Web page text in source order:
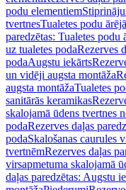
podu elementiem
tvertnesTualetes podu
paredzētas: Tualetes podu
uz tualetes podaRezerves
podaAugstu iekārts
un vidēji augsta montāža
augsta montāžaTualetes
sanitārās keramikas
skalojamā ūdens tvertnes
podaRezerves daļas
podaSkalošanas caurules
tvertnēmRezerves daļas
virsapmetuma skalojamā
daļas paredzētas: Augstu